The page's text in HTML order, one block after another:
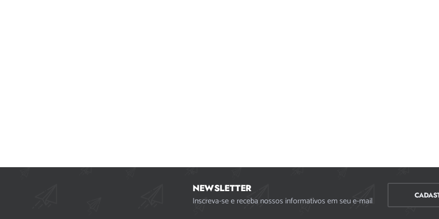
NEWSLETTER
Inscreva-se e receba nossos informativos em seu e-mail